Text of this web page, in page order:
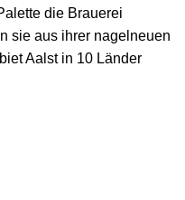
die Brauerei
sie aus ihrer nagelneuen
Aalst in 10 Länder